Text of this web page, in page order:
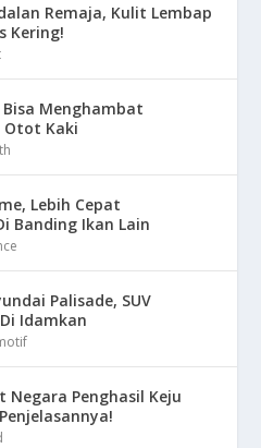
Remaja, Kulit Lembap
Kering!
Bisa Menghambat
Otot Kaki
Lebih Cepat
Banding Ikan Lain
Palisade, SUV
Idamkan
Negara Penghasil Keju